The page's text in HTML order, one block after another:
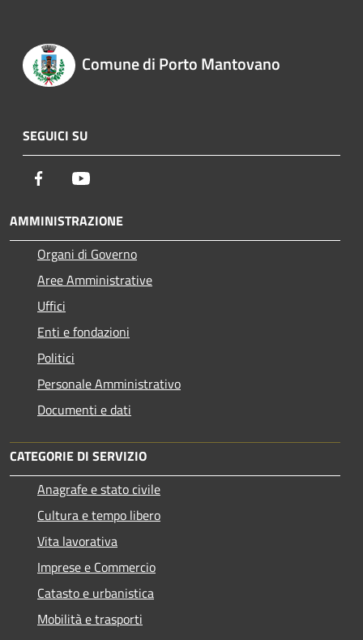
Comune di Porto Mantovano
SEGUICI SU
Facebook
AMMINISTRAZIONE
Organi di Governo
Aree Amministrative
Uffici
Enti e fondazioni
Politici
Personale Amministrativo
Documenti e dati
CATEGORIE DI SERVIZIO
Anagrafe e stato civile
Cultura e tempo libero
Vita lavorativa
Imprese e Commercio
Catasto e urbanistica
Mobilità e trasporti